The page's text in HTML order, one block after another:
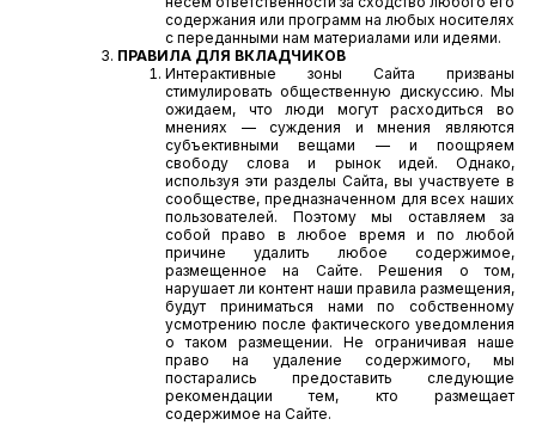
содержания или программ на любых носителях
с переданными нам материалами или идеями.
ПРАВИЛА ДЛЯ ВКЛАДЧИКОВ
Интерактивные зоны Сайта призваны
стимулировать общественную дискуссию. Мы
ожидаем, что люди могут расходиться во
мнениях — суждения и мнения являются
субъективными вещами — и поощряем
свободу слова и рынок идей. Однако,
используя эти разделы Сайта, вы участвуете в
сообществе, предназначенном для всех наших
пользователей. Поэтому мы оставляем за
собой право в любое время и по любой
причине удалить любое содержимое,
размещенное на Сайте. Решения о том,
нарушает ли контент наши правила размещения,
будут приниматься нами по собственному
усмотрению после фактического уведомления
о таком размещении. Не ограничивая наше
право на удаление содержимого, мы
постарались предоставить следующие
рекомендации тем, кто размещает
содержимое на Сайте.